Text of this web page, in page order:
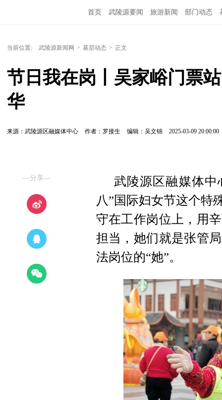
首页 武陵源要闻 旅游新闻 部门动态
当前位置: 武陵源新闻网 > 基层动态 > 正文
节日我在岗丨吴家峪门票
华
来源：武陵源区融媒体中心 作者：罗接生 编辑：吴文锦 2025-03-09 20:00:00
—分享—
武陵源区融媒体中
八”国际妇女节这个特
守在工作岗位上，用
担当，她们就是张管
法岗位的“她”。